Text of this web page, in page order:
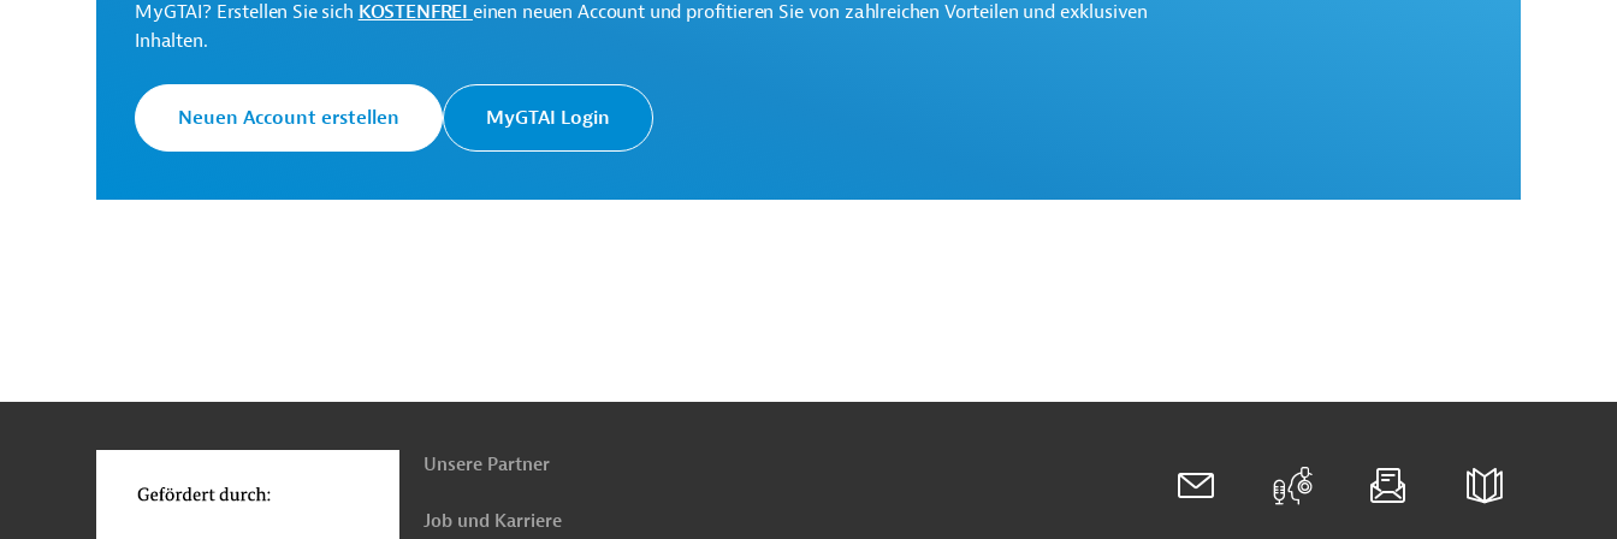
(DGID)
Senegal Öffentliche Verwaltung und Regierung
Vermessung, Geologie
MyGTAI? Erstellen Sie sich KOSTENFREI einen neuen Account und profitieren Sie von zahlreichen Vorteilen und exklusiven
Inhalten.
Neuen Account erstellen MyGTAI Login
oben
Unsere Partner
Job und Karriere